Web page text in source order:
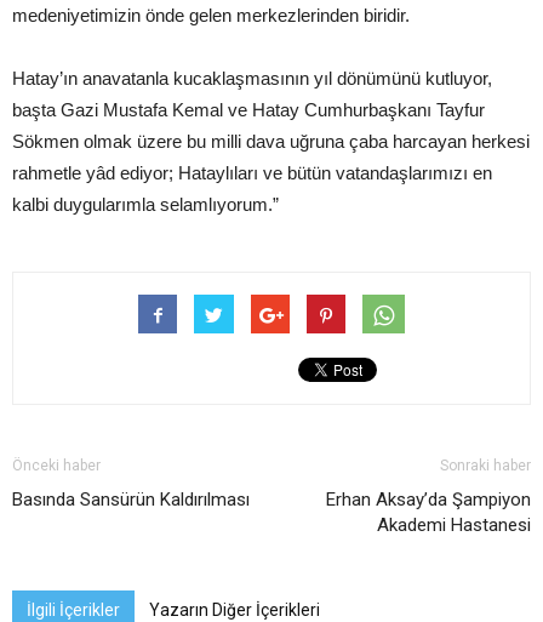
medeniyetimizin önde gelen merkezlerinden biridir.
Hatay’ın anavatanla kucaklaşmasının yıl dönümünü kutluyor,
başta Gazi Mustafa Kemal ve Hatay Cumhurbaşkanı Tayfur
Sökmen olmak üzere bu milli dava uğruna çaba harcayan herkesi
rahmetle yâd ediyor; Hataylıları ve bütün vatandaşlarımızı en
kalbi duygularımla selamlıyorum.”
Önceki haber
Basında Sansürün Kaldırılması
Sonraki haber
Erhan Aksay’da Şampiyon
Akademi Hastanesi
İlgili İçerikler Yazarın Diğer İçerikleri